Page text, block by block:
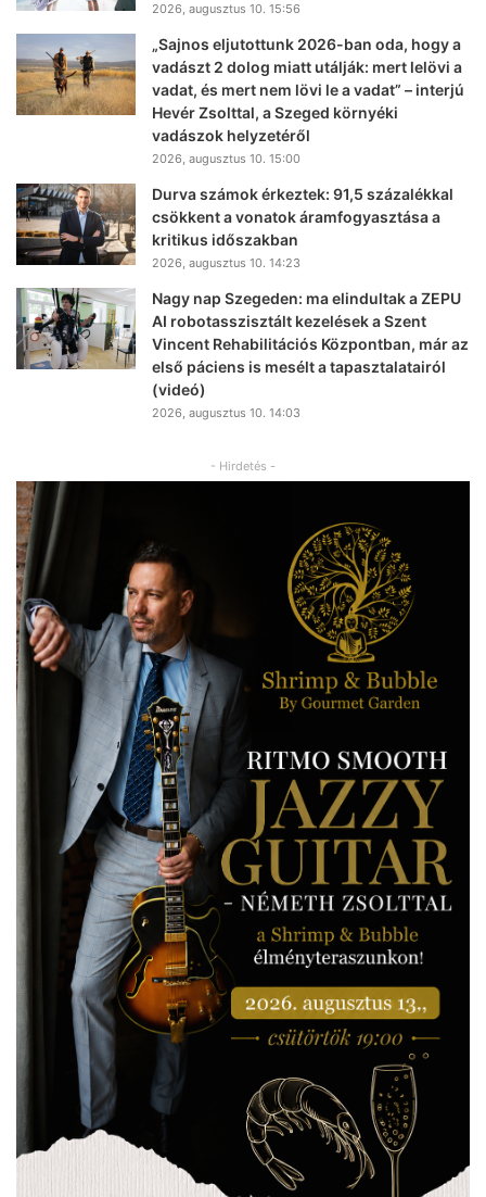
2026, augusztus 10. 15:56
„Sajnos eljutottunk 2026-ban oda, hogy a
vadászt 2 dolog miatt utálják: mert lelövi a
vadat, és mert nem lövi le a vadat” – interjú
Hevér Zsolttal, a Szeged környéki
vadászok helyzetéről
2026, augusztus 10. 15:00
Durva számok érkeztek: 91,5 százalékkal
csökkent a vonatok áramfogyasztása a
kritikus időszakban
2026, augusztus 10. 14:23
Nagy nap Szegeden: ma elindultak a ZEPU
AI robotasszisztált kezelések a Szent
Vincent Rehabilitációs Központban, már az
első páciens is mesélt a tapasztalatairól
(videó)
2026, augusztus 10. 14:03
- Hirdetés -